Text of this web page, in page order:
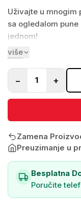
Uživajte u mnogim
sa ogledalom
jednom!
Ovaj ormarić za
120 mesta za
24 kukice za
3 šipke za
4 police
2 džepa
3 kutijice od akrila
1 držač za karmin
Mekana,
više
− 1 +
Zamena
Preuzimanje u
Besplatna
Poručite